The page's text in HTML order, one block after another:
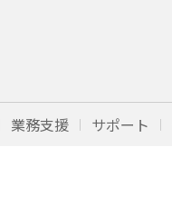
業務支援 サポート